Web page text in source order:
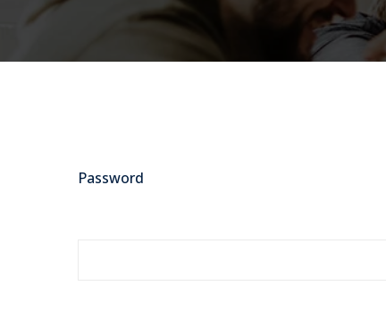
Password